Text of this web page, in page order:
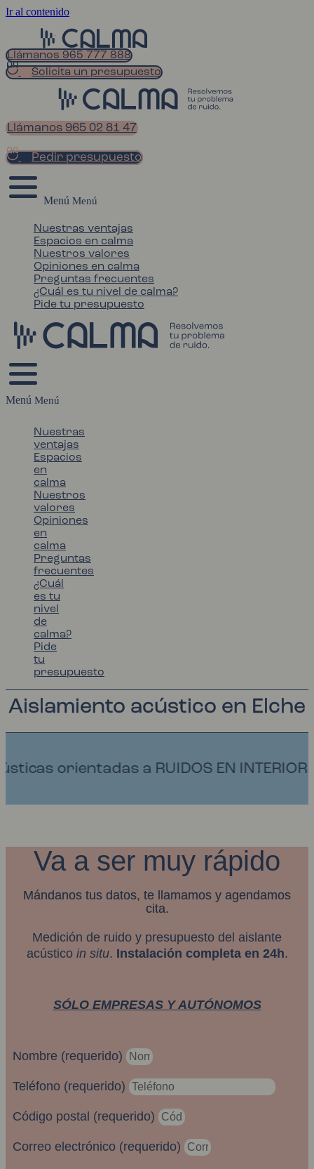
Ir al contenido
Llámanos 965 777 888
Solicita un presupuesto
Llámanos 965 02 81 47
Pedir presupuesto
Menú
Nuestras ventajas
Espacios en calma
Nuestros valores
Opiniones en calma
Preguntas frecuentes
¿Cuál es tu nivel de calma?
Pide tu presupuesto
Menú
Nuestras
ventajas
Espacios
en
calma
Nuestros
valores
Opiniones
en
calma
Preguntas
frecuentes
¿Cuál
es tu
nivel
de
calma?
Pide
tu
presupuesto
Aislamiento acústico en Elche
a RUIDOS EN INTERIORES Y ECO.
Va a ser muy rápido
Mándanos tus datos, te llamamos y agendamos
cita.
Medición de ruido y presupuesto del aislante
acústico in situ. Instalación completa en 24h.
SÓLO EMPRESAS Y AUTÓNOMOS
Nombre (requerido)
Teléfono (requerido)
Código postal (requerido)
Correo electrónico (requerido)